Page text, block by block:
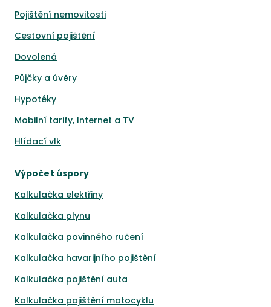
Pojištění nemovitosti
Cestovní pojištění
Dovolená
Půjčky a úvěry
Hypotéky
Mobilní tarify, Internet a TV
Hlídací vlk
Výpočet úspory
Kalkulačka elektřiny
Kalkulačka plynu
Kalkulačka povinného ručení
Kalkulačka havarijního pojištění
Kalkulačka pojištění auta
Kalkulačka pojištění motocyklu